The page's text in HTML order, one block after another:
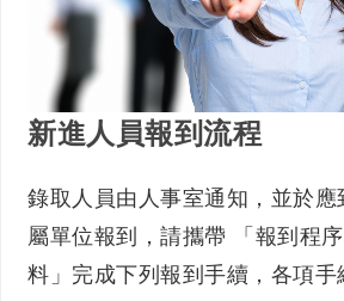
新進人員報到流程
錄取人員由人事室通知，並於
屬單位報到，請攜帶 「報到程
料」完成下列報到手續，各項手